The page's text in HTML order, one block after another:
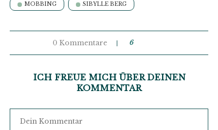
MOBBING SIBYLLE BERG
0 Kommentare 6
ICH FREUE MICH ÜBER DEINEN
KOMMENTAR